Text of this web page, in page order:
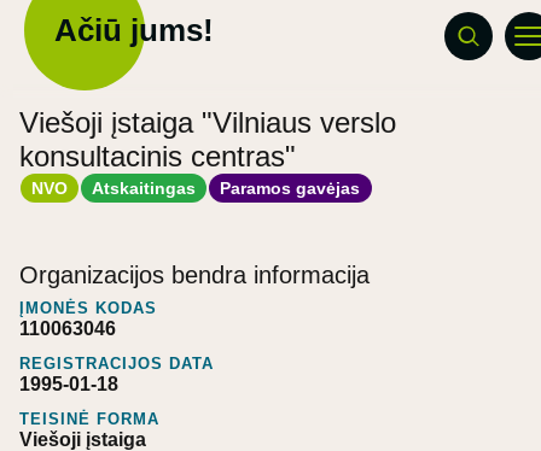
Ačiū jums!
Viešoji įstaiga "Vilniaus verslo
konsultacinis centras"
NVO Atskaitingas Paramos gavėjas
Organizacijos bendra informacija
ĮMONĖS KODAS
110063046
REGISTRACIJOS DATA
1995-01-18
TEISINĖ FORMA
Viešoji įstaiga